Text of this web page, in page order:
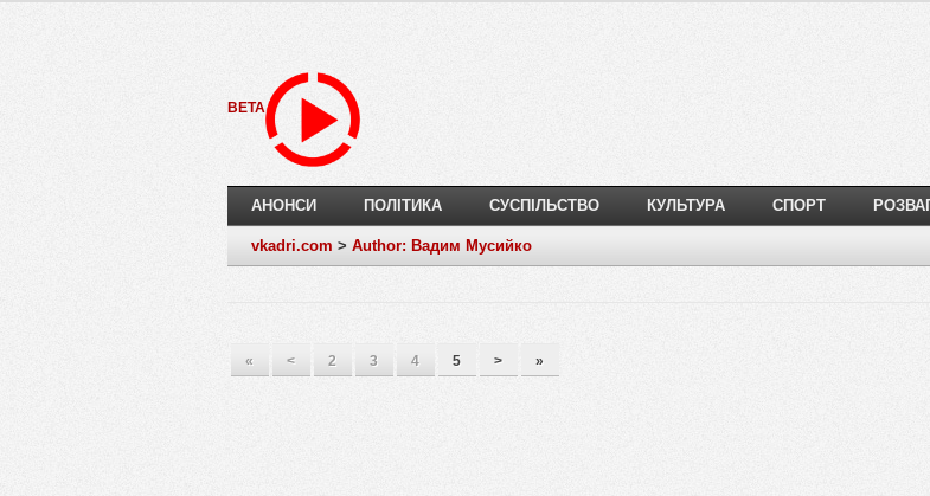
BETA
АНОНСИ ПОЛІТИКА СУСПІЛЬСТВО КУЛЬТУРА СПОРТ
vkadri.com > Author: Вадим Мусийко
« < 2 3 4 5 > »